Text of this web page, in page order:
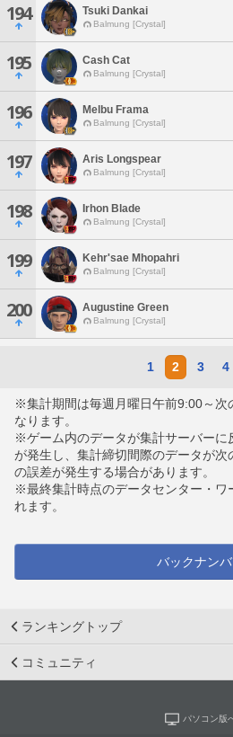
194 Tsuki Dankai
Balmung [Crystal]
195 Cash Cat
Balmung [Crystal]
196 Melbu Frama
Balmung [Crystal]
197 Aris Longspear
Balmung [Crystal]
198 Irhon Blade
Balmung [Crystal]
199 Kehr'sae Mhopahri
Balmung [Crystal]
200 Augustine Green
Balmung [Crystal]
1 2 3 4
※集計期間は毎週月曜日午前9:00～次
なります。
※ゲーム内のデータが集計サーバーに
が発生し、集計締切間際のデータが
の誤差が発生する場合があります。
※最終集計時点のデータセンター・ワ
れます。
バックナン
ランキングトップ
コミュニティ
パソコン版